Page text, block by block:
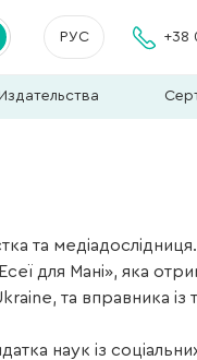
РУС +38
Издательства
та
для Мані», яка
та вправника
наук із